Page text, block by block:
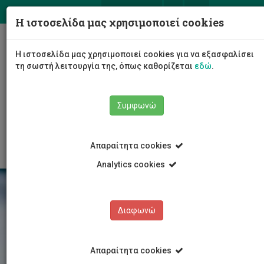
Σχολή Επιστημών Υγείας
Τμήμα Νοσηλευτικής
Κλινική / Πρακτική Άσκηση
Η ιστοσελίδα μας χρησιμοποιεί cookies
Η ιστοσελίδα μας χρησιμοποιεί cookies για να εξασφαλίσει
τη σωστή λειτουργία της, όπως καθορίζεται εδώ.
Συμφωνώ
Απαραίτητα cookies
Analytics cookies
Διαφωνώ
Απαραίτητα cookies